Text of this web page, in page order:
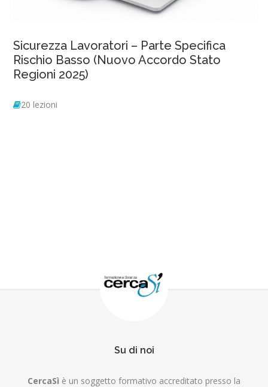
Sicurezza Lavoratori – Parte Specifica
Rischio Basso (Nuovo Accordo Stato
Regioni 2025)
20 lezioni
Su di noi
CercaSì è un soggetto formativo accreditato presso la